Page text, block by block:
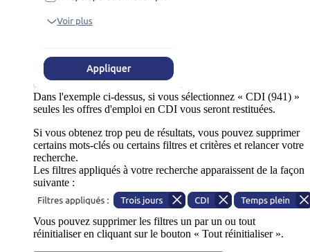
Dans l'exemple ci-dessus, si vous sélectionnez « CDI (941) »
seules les offres d'emploi en CDI vous seront restituées.
Si vous obtenez trop peu de résultats, vous pouvez supprimer
certains mots-clés ou certains filtres et critères et relancer votre
recherche.
Les filtres appliqués à votre recherche apparaissent de la façon
suivante :
Vous pouvez supprimer les filtres un par un ou tout
réinitialiser en cliquant sur le bouton « Tout réinitialiser ».